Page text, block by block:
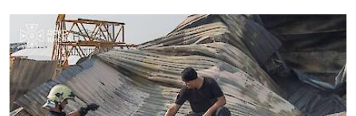
зростання цін в Україні
Микола Потика